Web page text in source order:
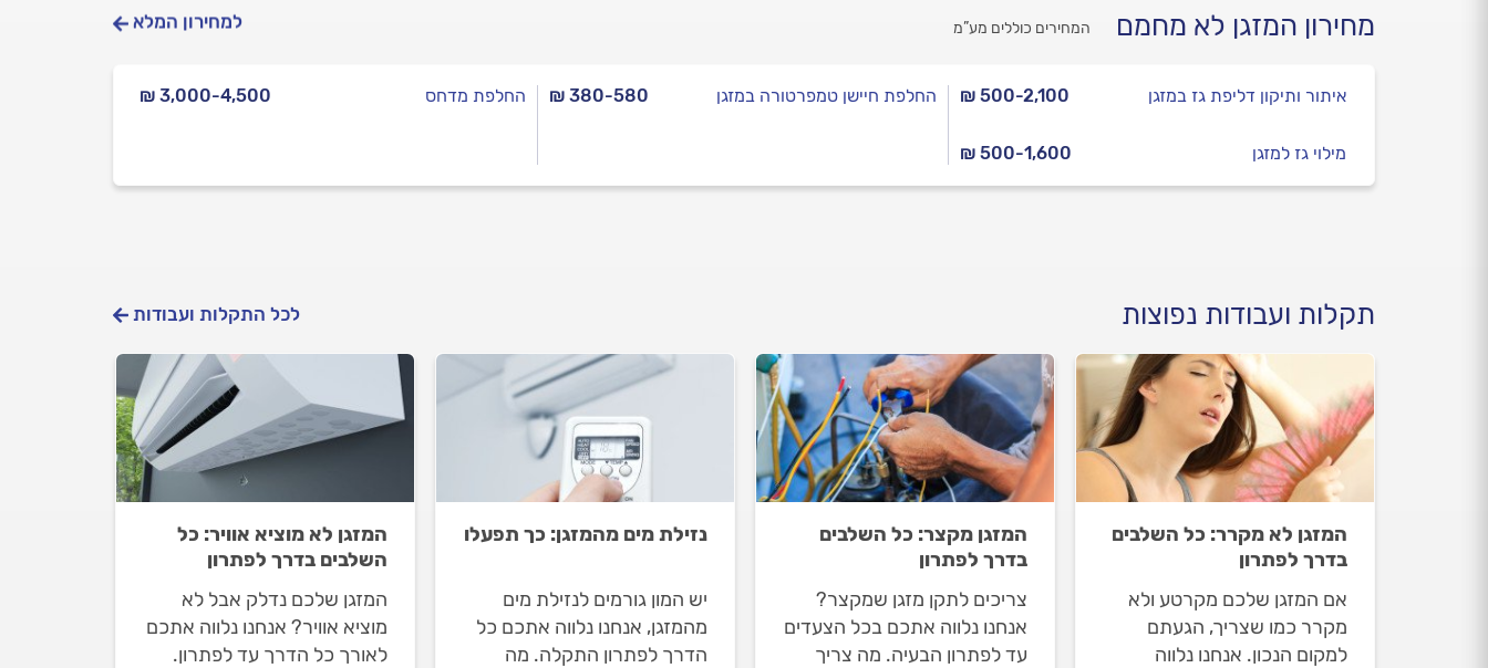
מחירון המזגן לא מחמם המחירים כוללים מע”מ למחירון המלא
₪ 500-2,100 איתור ותיקון דליפת גז במזגן
₪ 500-1,600 מילוי גז למזגן
₪ 380-580 החלפת חיישן טמפרטורה במזגן ₪ 3,000-4,500 החלפת מדחס
תקלות ועבודות נפוצות לכל התקלות ועבודות
המזגן לא מקרר: כל השלבים
בדרך לפתרון
אם המזגן שלכם מקרטע ולא
מקרר כמו שצריך, הגעתם
למקום הנכון. אנחנו נלווה
המזגן מקצר: כל השלבים
בדרך לפתרון
צריכים לתקן מזגן שמקצר?
אנחנו נלווה אתכם בכל הצעדים
עד לפתרון הבעיה. מה צריך
נזילת מים מהמזגן: כך תפעלו
יש המון גורמים לנזילת מים
מהמזגן, אנחנו נלווה אתכם כל
הדרך לפתרון התקלה. מה
המזגן לא מוציא אוויר: כל
השלבים בדרך לפתרון
המזגן שלכם נדלק אבל לא
מוציא אוויר? אנחנו נלווה אתכם
לאורך כל הדרך עד לפתרון.